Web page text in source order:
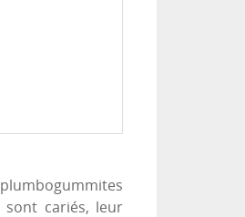
sont cariés, leur